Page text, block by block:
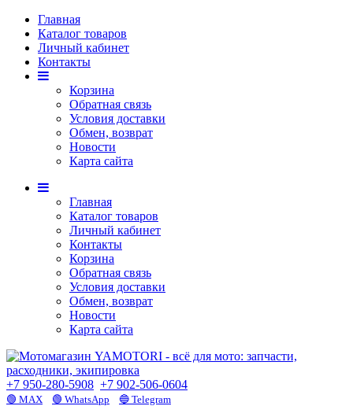
Главная
Каталог товаров
Личный кабинет
Контакты
Корзина
Обратная связь
Условия доставки
Обмен, возврат
Новости
Карта сайта
Главная
Каталог товаров
Личный кабинет
Контакты
Корзина
Обратная связь
Условия доставки
Обмен, возврат
Новости
Карта сайта
+7 950-280-5908 +7 902-506-0604
🟢 MAX 🟢 WhatsApp 🔵 Telegram